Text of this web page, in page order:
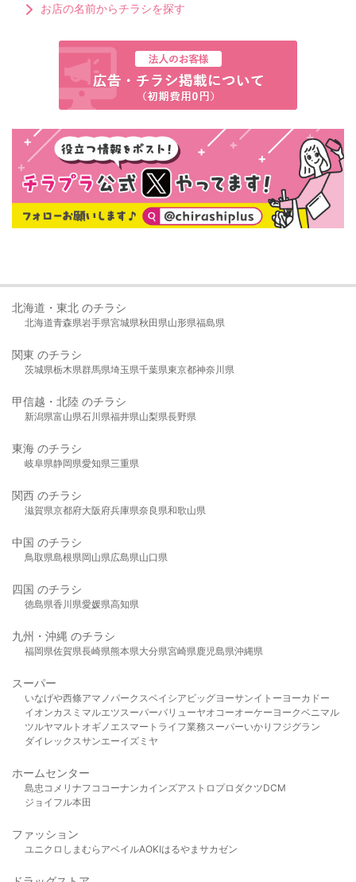
お店の名前からチラシを探す
北海道・東北 のチラシ
北海道青森県岩手県宮城県秋田県山形県福島県
関東 のチラシ
茨城県栃木県群馬県埼玉県千葉県東京都神奈川県
甲信越・北陸 のチラシ
新潟県富山県石川県福井県山梨県長野県
東海 のチラシ
岐阜県静岡県愛知県三重県
関西 のチラシ
滋賀県京都府大阪府兵庫県奈良県和歌山県
中国 のチラシ
鳥取県島根県岡山県広島県山口県
四国 のチラシ
徳島県香川県愛媛県高知県
九州・沖縄 のチラシ
福岡県佐賀県長崎県熊本県大分県宮崎県鹿児島県沖縄県
スーパー
いなげや西條アマノパークスベイシア ビッグヨーサンイトーヨーカドー
イオンカスミ マルエツスーパーバリューヤオコーオーケー ヨークベニマル
ツルヤマルト オギノ エスマート ライフ業務スーパーいかり フジグラン
ダイレックスサンエーイズミヤ
ホームセンター
島忠 コメリ ナフコ コーナンカインズアストロプロダクツDCM
ジョイフル本田
ファッション
ユニクロ しまむら アベイルAOKIはるやま サカゼン